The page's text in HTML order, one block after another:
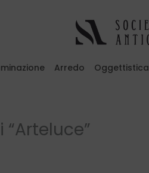
Arredo Oggettistica